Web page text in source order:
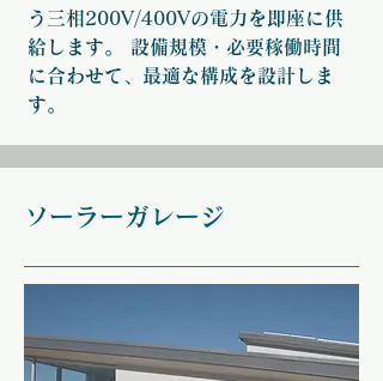
う三相200V/400Vの電力を即座に供
給します。 設備規模・必要稼働時間
に合わせて、最適な構成を設計しま
す。
ソーラーガレージ